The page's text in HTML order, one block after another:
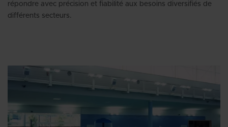
répondre avec précision et fiabilité aux besoins diversifiés de
différents secteurs.